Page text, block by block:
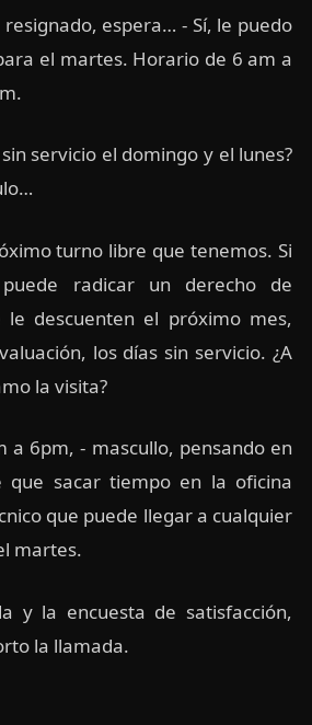
resignado, espera… - Sí, le puedo
el martes. Horario de 6 am a
sin servicio el domingo y el lunes?
turno libre que tenemos. Si
radicar un derecho de
le descuenten el próximo mes,
los días sin servicio. ¿A
la visita?
a 6pm, - mascullo, pensando en
que sacar tiempo en la oficina
que puede llegar a cualquier
martes.
y la encuesta de satisfacción,
la llamada.